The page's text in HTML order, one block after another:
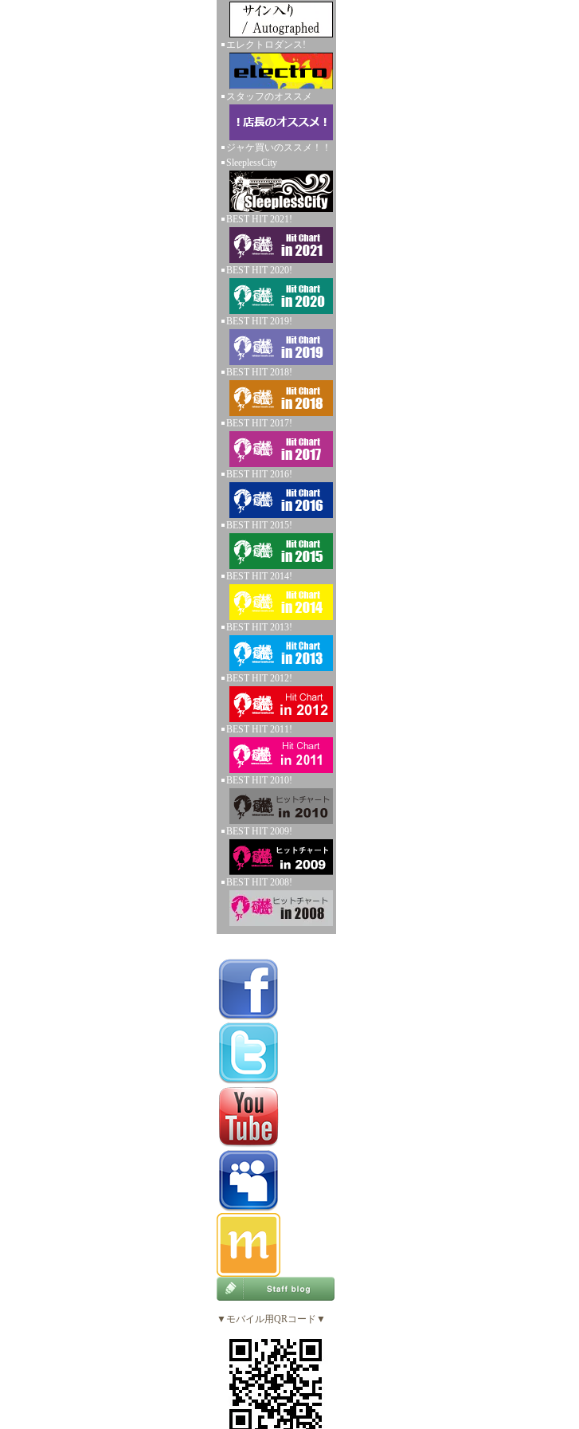
エレクトロダンス!
スタッフのオススメ
ジャケ買いのススメ！！
SleeplessCity
BEST HIT 2021!
BEST HIT 2020!
BEST HIT 2019!
BEST HIT 2018!
BEST HIT 2017!
BEST HIT 2016!
BEST HIT 2015!
BEST HIT 2014!
BEST HIT 2013!
BEST HIT 2012!
BEST HIT 2011!
BEST HIT 2010!
BEST HIT 2009!
BEST HIT 2008!
▼モバイル用QRコード▼